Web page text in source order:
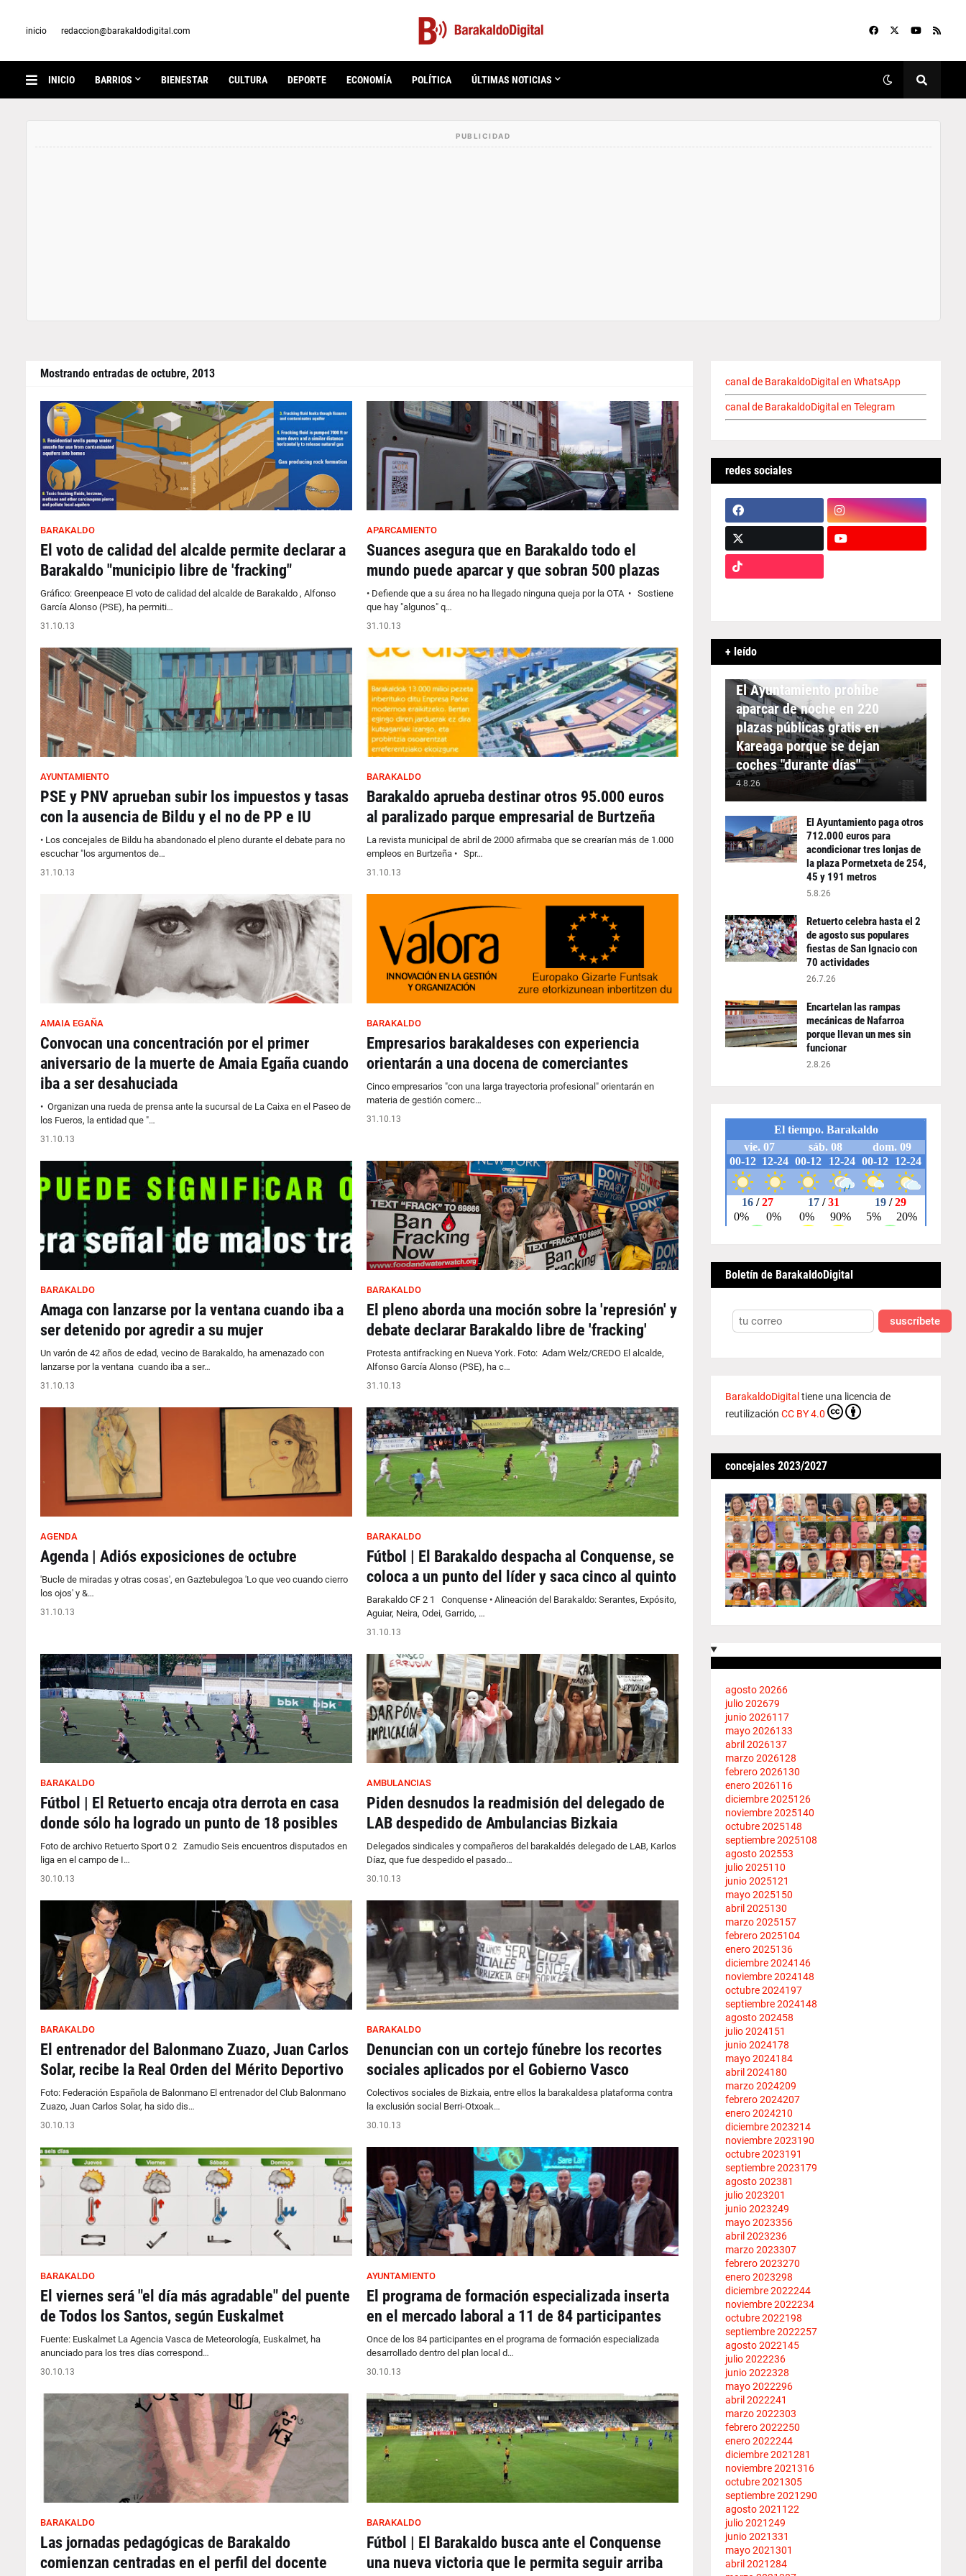
inicio redaccion@barakaldodigital.com
INICIO BARRIOS BIENESTAR CULTURA DEPORTE ECONOMÍA POLÍTICA ÚLTIMAS NOTICIAS
Mostrando entradas de octubre, 2013
BARAKALDO
El voto de calidad del alcalde permite declarar a
Barakaldo "municipio libre de 'fracking"
Gráfico: Greenpeace El voto de calidad del alcalde de Barakaldo , Alfonso
García Alonso (PSE), ha permiti…
31.10.13
APARCAMIENTO
Suances asegura que en Barakaldo todo el
mundo puede aparcar y que sobran 500 plazas
• Defiende que a su área no ha llegado ninguna queja por la OTA • Sostiene
que hay "algunos" q…
31.10.13
AYUNTAMIENTO
PSE y PNV aprueban subir los impuestos y tasas
con la ausencia de Bildu y el no de PP e IU
• Los concejales de Bildu ha abandonado el pleno durante el debate para no
escuchar "los argumentos de…
31.10.13
BARAKALDO
Barakaldo aprueba destinar otros 95.000 euros
al paralizado parque empresarial de Burtzeña
La revista municipal de abril de 2000 afirmaba que se crearían más de 1.000
empleos en Burtzeña • Spr…
31.10.13
AMAIA EGAÑA
Convocan una concentración por el primer
aniversario de la muerte de Amaia Egaña cuando
iba a ser desahuciada
• Organizan una rueda de prensa ante la sucursal de La Caixa en el Paseo de
los Fueros, la entidad que "…
31.10.13
BARAKALDO
Empresarios barakaldeses con experiencia
orientarán a una docena de comerciantes
Cinco empresarios "con una larga trayectoria profesional" orientarán en
materia de gestión comerc…
31.10.13
BARAKALDO
Amaga con lanzarse por la ventana cuando iba a
ser detenido por agredir a su mujer
Un varón de 42 años de edad, vecino de Barakaldo, ha amenazado con
lanzarse por la ventana cuando iba a ser…
31.10.13
BARAKALDO
El pleno aborda una moción sobre la 'represión' y
debate declarar Barakaldo libre de 'fracking'
Protesta antifracking en Nueva York. Foto: Adam Welz/CREDO El alcalde,
Alfonso García Alonso (PSE), ha c…
31.10.13
AGENDA
Agenda | Adiós exposiciones de octubre
'Bucle de miradas y otras cosas', en Gaztebulegoa 'Lo que veo cuando cierro
los ojos' y &…
31.10.13
BARAKALDO
Fútbol | El Barakaldo despacha al Conquense, se
coloca a un punto del líder y saca cinco al quinto
Barakaldo CF 2 1 Conquense • Alineación del Barakaldo: Serantes, Expósito,
Aguiar, Neira, Odei, Garrido, …
31.10.13
BARAKALDO
Fútbol | El Retuerto encaja otra derrota en casa
donde sólo ha logrado un punto de 18 posibles
Foto de archivo Retuerto Sport 0 2 Zamudio Seis encuentros disputados en
liga en el campo de I…
30.10.13
AMBULANCIAS
Piden desnudos la readmisión del delegado de
LAB despedido de Ambulancias Bizkaia
Delegados sindicales y compañeros del barakaldés delegado de LAB, Karlos
Díaz, que fue despedido el pasado…
30.10.13
BARAKALDO
El entrenador del Balonmano Zuazo, Juan Carlos
Solar, recibe la Real Orden del Mérito Deportivo
Foto: Federación Española de Balonmano El entrenador del Club Balonmano
Zuazo, Juan Carlos Solar, ha sido dis…
30.10.13
BARAKALDO
Denuncian con un cortejo fúnebre los recortes
sociales aplicados por el Gobierno Vasco
Colectivos sociales de Bizkaia, entre ellos la barakaldesa plataforma contra
la exclusión social Berri-Otxoak…
30.10.13
BARAKALDO
El viernes será "el día más agradable" del puente
de Todos los Santos, según Euskalmet
Fuente: Euskalmet La Agencia Vasca de Meteorología, Euskalmet, ha
anunciado para los tres días correspond…
30.10.13
AYUNTAMIENTO
El programa de formación especializada inserta
en el mercado laboral a 11 de 84 participantes
Once de los 84 participantes en el programa de formación especializada
desarrollado dentro del plan local d…
30.10.13
BARAKALDO
Las jornadas pedagógicas de Barakaldo
comienzan centradas en el perfil del docente
BARAKALDO
Fútbol | El Barakaldo busca ante el Conquense
una nueva victoria que le permita seguir arriba
canal de BarakaldoDigital en WhatsApp
canal de BarakaldoDigital en Telegram
redes sociales
+ leído
APARCAMIENTO
El Ayuntamiento prohíbe
aparcar de noche en 220
plazas públicas gratis en
Kareaga porque se dejan
coches "durante días"
4.8.26
El Ayuntamiento paga otros
712.000 euros para
acondicionar tres lonjas de
la plaza Pormetxeta de 254,
45 y 191 metros
5.8.26
Retuerto celebra hasta el 2
de agosto sus populares
fiestas de San Ignacio con
70 actividades
26.7.26
Encartelan las rampas
mecánicas de Nafarroa
porque llevan un mes sin
funcionar
2.8.26
Boletín de BarakaldoDigital
suscríbete
BarakaldoDigital tiene una licencia de
reutilización CC BY 4.0
concejales 2023/2027
agosto 20266
julio 202679
junio 2026117
mayo 2026133
abril 2026137
marzo 2026128
febrero 2026130
enero 2026116
diciembre 2025126
noviembre 2025140
octubre 2025148
septiembre 2025108
agosto 202553
julio 2025110
junio 2025121
mayo 2025150
abril 2025130
marzo 2025157
febrero 2025104
enero 2025136
diciembre 2024146
noviembre 2024148
octubre 2024197
septiembre 2024148
agosto 202458
julio 2024151
junio 2024178
mayo 2024184
abril 2024180
marzo 2024209
febrero 2024207
enero 2024210
diciembre 2023214
noviembre 2023190
octubre 2023191
septiembre 2023179
agosto 202381
julio 2023201
junio 2023249
mayo 2023356
abril 2023236
marzo 2023307
febrero 2023270
enero 2023298
diciembre 2022244
noviembre 2022234
octubre 2022198
septiembre 2022257
agosto 2022145
julio 2022236
junio 2022328
mayo 2022296
abril 2022241
marzo 2022303
febrero 2022250
enero 2022244
diciembre 2021281
noviembre 2021316
octubre 2021305
septiembre 2021290
agosto 2021 122
julio 2021249
junio 2021331
mayo 2021301
abril 2021284